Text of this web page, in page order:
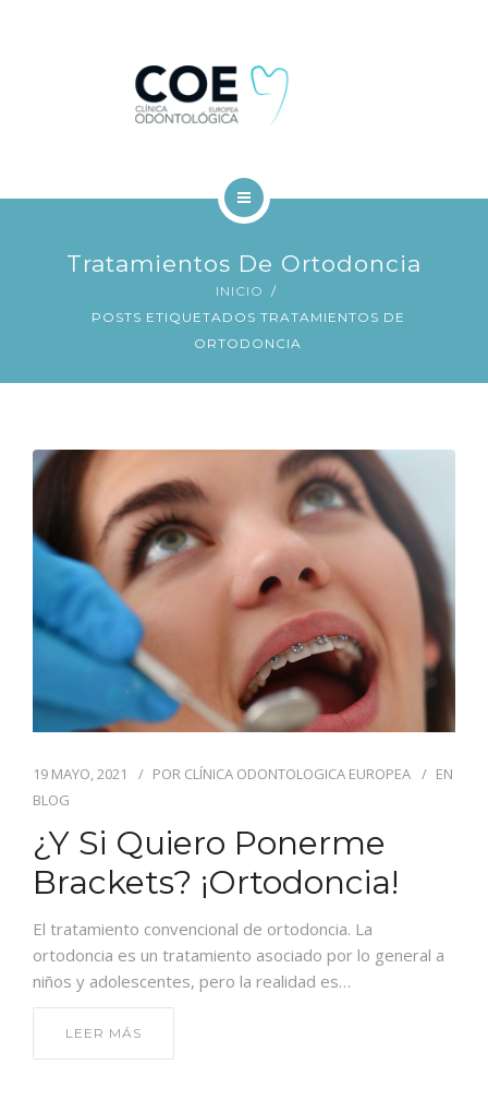
FINANCIACIÓN
FINANCIACIÓN
CONTACTO
Tratamientos De Ortodoncia
INICIO
POSTS ETIQUETADOS TRATAMIENTOS DE
ORTODONCIA
19 MAYO, 2021 POR CLÍNICA ODONTOLOGICA EUROPEA
EN
BLOG
¿Y Si Quiero Ponerme
Brackets? ¡Ortodoncia!
El tratamiento convencional de ortodoncia. La
ortodoncia es un tratamiento asociado por lo general a
niños y adolescentes, pero la realidad es…
LEER MÁS